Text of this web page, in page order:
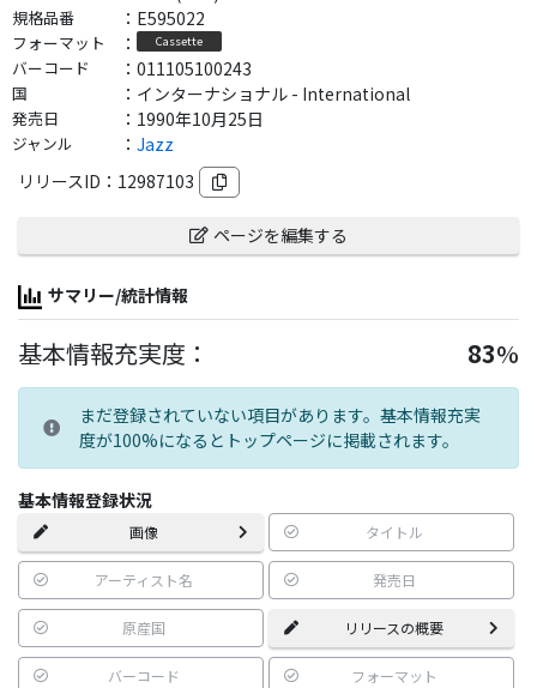
規格品番 ： E595022
フォーマット ： Cassette
バーコード ： 011105100243
国 ： インターナショナル - International
発売日 ： 1990年10月25日
ジャンル ： Jazz
リリースID： 12987103
ページを編集する
サマリー/統計情報
基本情報充実度： 83%
まだ登録されていない項目があります。基本情報充実
度が100%になるとトップページに掲載されます。
基本情報登録状況
画像 タイトル
アーティスト名 発売日
原産国 リリースの概要
バーコード フォーマット